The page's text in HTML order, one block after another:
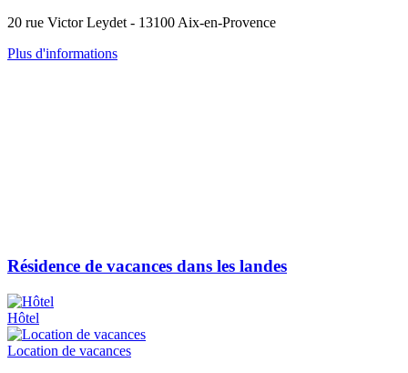
20 rue Victor Leydet - 13100 Aix-en-Provence
Plus d'informations
Résidence de vacances dans les landes
Hôtel
Location de vacances